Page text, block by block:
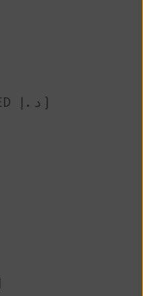
Émirats arabes unis (AED د.إ)